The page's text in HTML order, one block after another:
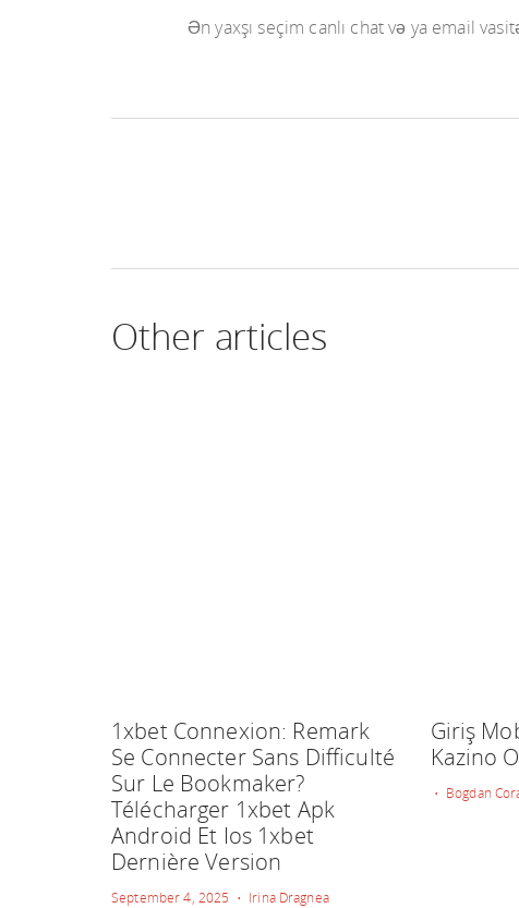
Ən yaxşı seçim canlı chat və ya email
Other articles
1xbet Connexion: Remark
Se Connecter Sans Difficulté
Sur Le Bookmaker?
Télécharger 1xbet Apk
Android Et Ios 1xbet
Dernière Version
September 4, 2025 • Irina Dragnea
Giriş
Kazino
• Bogdan